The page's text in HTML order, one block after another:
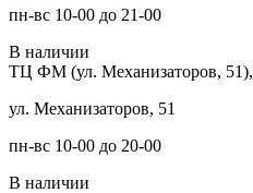
пн-вс 10-00 до 21-00
В наличии
ТЦ ФМ (ул. Механизаторов, 51),
ул. Механизаторов, 51
пн-вс 10-00 до 20-00
В наличии